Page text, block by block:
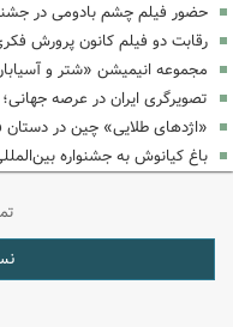
حضور فیلم چشم بادومی در
رقابت دو فیلم کانون پرورش
مجموعه انیمیشن «شتر و
تصویرگری ایران در عرصه جهانی؛
«اژدهای طلایی» چین در دستان
باغ کیانوش به جشنواره